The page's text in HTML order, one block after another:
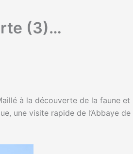
(3)…
à la découverte de la faune
une visite rapide de l’Abbaye